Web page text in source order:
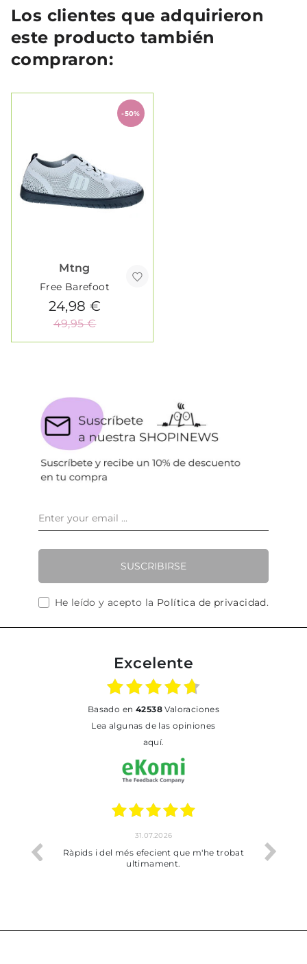
Los clientes que adquirieron
este producto también
compraron:
-50%
Mtng
Free Barefoot
24,98 €
49,95 €
SUSCRIBIRSE
He leído y acepto la Política de privacidad.
Excelente
basado en 42538Valoraciones
Lea algunas de las opiniones
aquí.
31.07.2026
Ràpids i del més efecient que m'he trobat
ultimament.